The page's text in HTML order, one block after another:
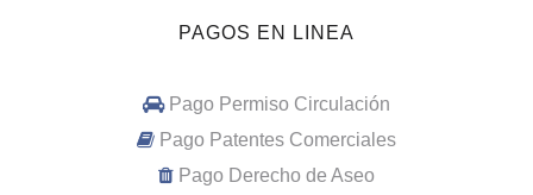
PAGOS EN LINEA
Pago Permiso Circulación
Pago Patentes Comerciales
Pago Derecho de Aseo